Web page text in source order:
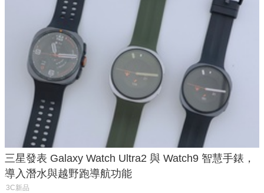
三星發表 Galaxy Watch Ultra2 與 Watch9 智慧手錶，
導入潛水與越野跑導航功能
3C新品